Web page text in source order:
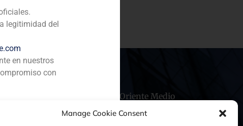
Manage Cookie Consent
Oriente Medio
legitimidad del
en nuestros
con